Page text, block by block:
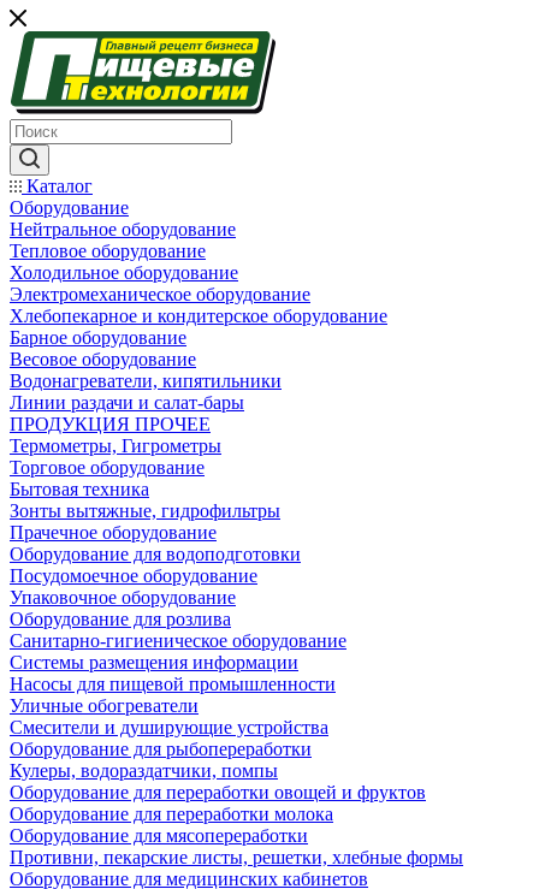
Каталог
Оборудование
Нейтральное оборудование
Тепловое оборудование
Холодильное оборудование
Электромеханическое оборудование
Хлебопекарное и кондитерское оборудование
Барное оборудование
Весовое оборудование
Водонагреватели, кипятильники
Линии раздачи и салат-бары
ПРОДУКЦИЯ ПРОЧЕЕ
Термометры, Гигрометры
Торговое оборудование
Бытовая техника
Зонты вытяжные, гидрофильтры
Прачечное оборудование
Оборудование для водоподготовки
Посудомоечное оборудование
Упаковочное оборудование
Оборудование для розлива
Санитарно-гигиеническое оборудование
Системы размещения информации
Насосы для пищевой промышленности
Уличные обогреватели
Смесители и душирующие устройства
Оборудование для рыбопереработки
Кулеры, водораздатчики, помпы
Оборудование для переработки овощей и фруктов
Оборудование для переработки молока
Оборудование для мясопереработки
Противни, пекарские листы, решетки, хлебные формы
Оборудование для медицинских кабинетов